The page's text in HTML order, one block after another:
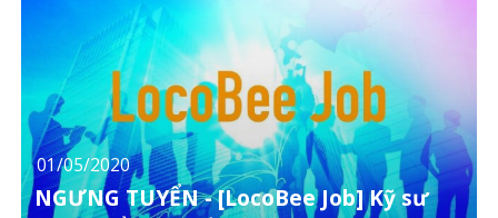
01/05/2020
NGƯNG TUYỂN - [LocoBee Job] Kỹ sư